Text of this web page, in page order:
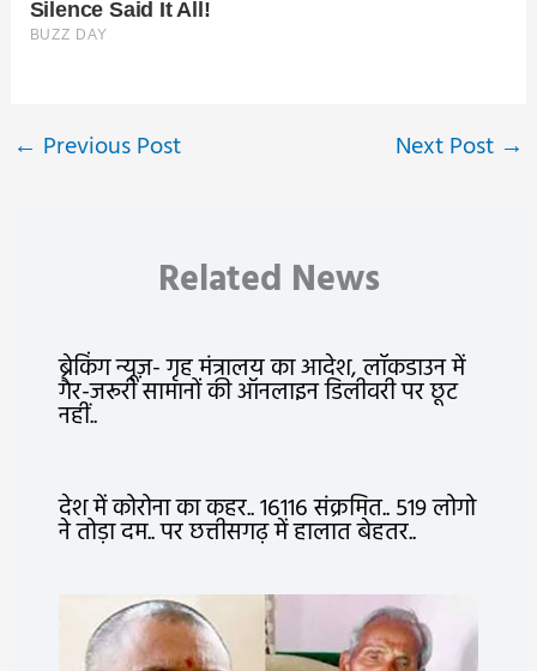
← Previous Post Next Post →
Related News
ब्रेकिंग न्यूज़- गृह मंत्रालय का आदेश, लॉकडाउन में
गैर-जरूरी सामानों की ऑनलाइन डिलीवरी पर छूट
नहीं..
देश में कोरोना का कहर.. 16116 संक्रमित.. 519 लोगो
ने तोड़ा दम.. पर छत्तीसगढ़ में हालात बेहतर..